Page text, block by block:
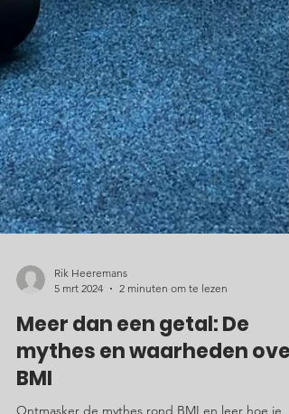
Rik Heeremans
5 mrt 2024
2 minuten om te lezen
Meer dan een getal: De
mythes en waarheden over